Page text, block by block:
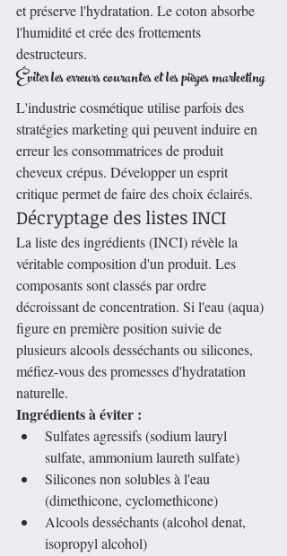
et préserve l'hydratation. Le coton absorbe
l'humidité et crée des frottements
destructeurs.
Éviter les erreurs courantes et les pièges marketing
L'industrie cosmétique utilise parfois des
stratégies marketing qui peuvent induire en
erreur les consommatrices de produit
cheveux crépus. Développer un esprit
critique permet de faire des choix éclairés.
Décryptage des listes INCI
La liste des ingrédients (INCI) révèle la
véritable composition d'un produit. Les
composants sont classés par ordre
décroissant de concentration. Si l'eau (aqua)
figure en première position suivie de
plusieurs alcools desséchants ou silicones,
méfiez-vous des promesses d'hydratation
naturelle.
Ingrédients à éviter :
Sulfates agressifs (sodium lauryl
sulfate, ammonium laureth sulfate)
Silicones non solubles à l'eau
(dimethicone, cyclomethicone)
Alcools desséchants (alcohol denat,
isopropyl alcohol)